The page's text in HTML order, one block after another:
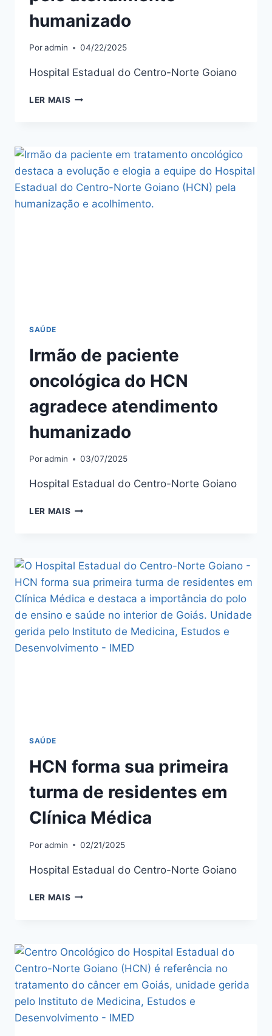
humanizado
Poradmin 04/22/2025
Hospital Estadual do Centro-Norte Goiano
LER MAIS
SAÚDE
Irmão de paciente
oncológica do HCN
agradece atendimento
humanizado
Poradmin 03/07/2025
Hospital Estadual do Centro-Norte Goiano
LER MAIS
SAÚDE
HCN forma sua primeira
turma de residentes em
Clínica Médica
Poradmin 02/21/2025
Hospital Estadual do Centro-Norte Goiano
LER MAIS